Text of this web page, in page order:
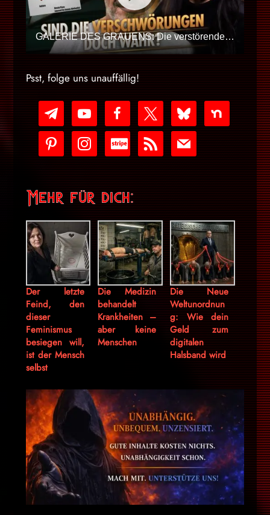
GALERIE DES GRAUENS: Die verstörenden Codes der Eliten (PIZZAGATE 2026)
Psst, folge uns unauffällig!
telegram
youtube-
play
facebook bluesky nextdoor
pinterest instagramcc-
stripe
rss mail
Mehr für dich:
Der letzte
Feind, den
dieser
Feminismus
besiegen will,
ist der Mensch
selbst
Die Medizin
behandelt
Krankheiten –
aber keine
Menschen
Die Neue
Weltunordnun
g: Wie dein
Geld zum
digitalen
Halsband wird